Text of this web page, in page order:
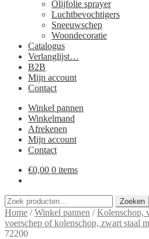
Olijfolie sprayer
Luchtbevochtigers
Sneeuwschep
Woondecoratie
Catalogus
Verlanglijst…
B2B
Mijn account
Contact
Winkel pannen
Winkelmand
Afrekenen
Mijn account
Contact
€0,00 0 items
Zoeken
naar:
Zoeken
Home /Winkel pannen /Kolenschop,
voerschep of kolenschop, zwart staal
72200